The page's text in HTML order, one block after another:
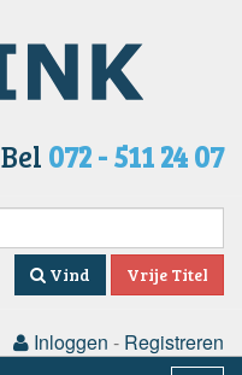
Bel 072 - 511 24 07
Vind Vrije Titel
Inloggen - Registreren